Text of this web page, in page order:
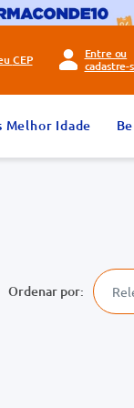
CEP
Entre ou
cadastre-
Melhor Idade